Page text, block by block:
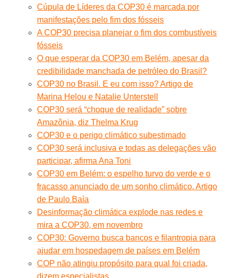
Cúpula de Líderes da COP30 é marcada por
manifestações pelo fim dos fósseis
A COP30 precisa planejar o fim dos combustíveis
fósseis
O que esperar da COP30 em Belém, apesar da
credibilidade manchada de petróleo do Brasil?
COP30 no Brasil. E eu com isso? Artigo de
Marina Helou e Natalie Unterstell
COP30 será “choque de realidade” sobre
Amazônia, diz Thelma Krug
COP30 e o perigo climático subestimado
COP30 será inclusiva e todas as delegações vão
participar, afirma Ana Toni
COP30 em Belém: o espelho turvo do verde e o
fracasso anunciado de um sonho climático. Artigo
de Paulo Baía
Desinformação climática explode nas redes e
mira a COP30, em novembro
COP30: Governo busca bancos e filantropia para
ajudar em hospedagem de países em Belém
COP não atingiu propósito para qual foi criada,
dizem especialistas